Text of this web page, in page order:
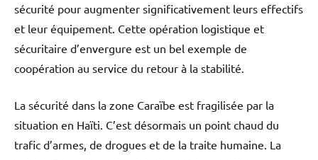
sécurité pour augmenter significativement leurs effectifs
et leur équipement. Cette opération logistique et
sécuritaire d’envergure est un bel exemple de
coopération au service du retour à la stabilité.
La sécurité dans la zone Caraïbe est fragilisée par la
situation en Haïti. C’est désormais un point chaud du
trafic d’armes, de drogues et de la traite humaine. La